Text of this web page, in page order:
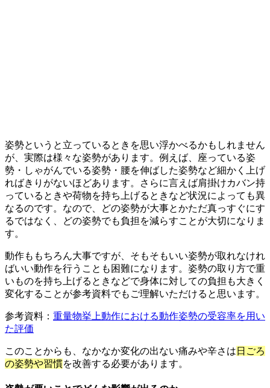
姿勢というと立っているときを思い浮かべるかもしれません
が、実際は様々な姿勢があります。例えば、座っている姿
勢・しゃがんでいる姿勢・腰を伸ばした姿勢など細かく上げ
ればきりがないほどあります。さらに言えば肩掛けカバン持
っているときや荷物を持ち上げるときなど状況によっても異
なるのです。なので、どの姿勢が大事とかただ真っすぐにす
るではなく、どの姿勢でも負担を減らすことが大切になりま
す。
動作ももちろん大事ですが、そもそもいい姿勢が取れなけれ
ばいい動作を行うことも困難になります。姿勢の取り方で重
いものを持ち上げるときなどで身体に対しての負担も大きく
変化することが参考資料でもご理解いただけると思います。
参考資料： 重量物挙上動作における動作姿勢の受容率を用い
た評価
このことからも、なかなか変化の出ない痛みや辛さは 日ごろ
の姿勢や習慣を改善する必要があります。